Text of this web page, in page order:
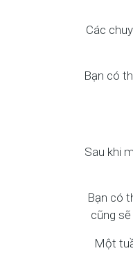
Các
Bạn có
Sau khi
Bạn có
cũng
Một